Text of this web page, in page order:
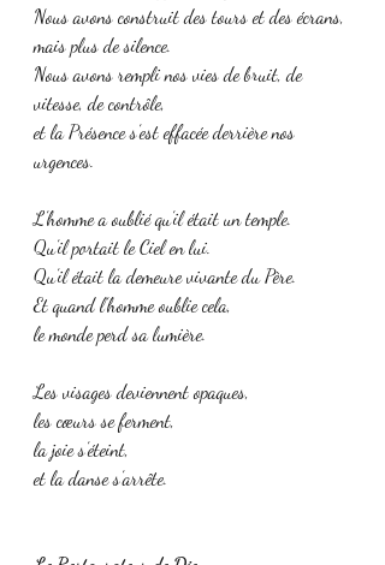
Nous avons construit des tours et des écrans,
mais plus de silence.
Nous avons rempli nos vies de bruit, de
vitesse, de contrôle,
et la Présence s’est effacée derrière nos
urgences.
L’homme a oublié qu’il était un temple.
Qu’il portait le Ciel en lui.
Qu’il était la demeure vivante du Père.
Et quand l’homme oublie cela,
le monde perd sa lumière.
Les visages deviennent opaques,
les cœurs se ferment,
la joie s’éteint,
et la danse s’arrête.